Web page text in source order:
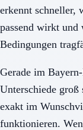
erkennt schneller,
passend wirkt und
Bedingungen
Gerade im
Unterschiede
exakt im
funktionieren.